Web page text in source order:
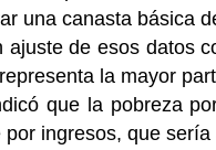
una canasta básica
de esos datos
la mayor
que la pobreza
ingresos, que